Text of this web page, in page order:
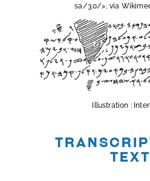
sa/3.0/>, via
Illustration :